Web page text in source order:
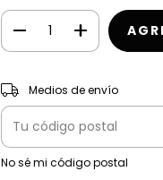
Entregas para el CP:
Medios de envío
No sé mi código postal